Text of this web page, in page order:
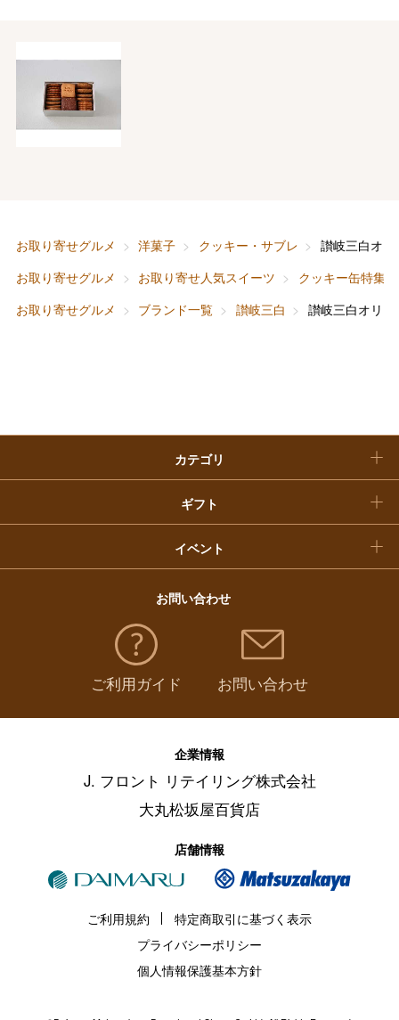
お取り寄せグルメ 洋菓子 クッキー・サブレ
讃岐三白オ
お取り寄せグルメ
お取り寄せ人気スイーツ
クッキー缶特集
お取り寄せグルメ
ブランド一覧 讃岐三白 讃岐三白オリ
カテゴリ
ベビー＆キッズ
ギフト
お香典返し
快気祝い
イベント
バレンタインチョコレート
お中元
敬老の日
福袋
お問い合わせ
ご利用ガイド お問い合わせ
企業情報
J. フロント リテイリング株式会社
大丸松坂屋百貨店
店舗情報
ご利用規約
特定商取引に基づく表示
プライバシーポリシー
個人情報保護基本方針